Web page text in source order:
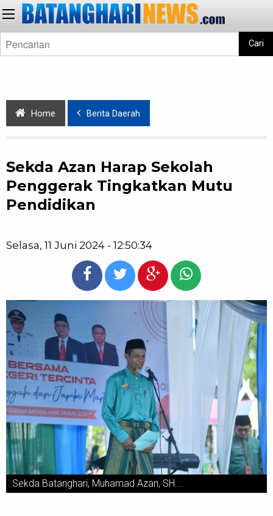
Cari
Home Berita Daerah
Sekda Azan Harap Sekolah
Penggerak Tingkatkan Mutu
Pendidikan
Selasa, 11 Juni 2024 - 12:50:34
Sekda Batanghari, Muhamad Azan, SH...